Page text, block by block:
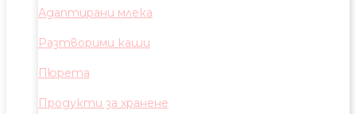
Адаптирани млека
Разтворими каши
Пюрета
Продукти за хранене